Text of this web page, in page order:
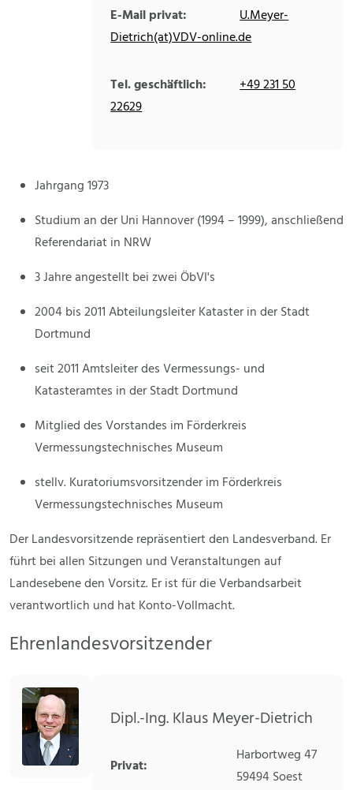
E-Mail privat:
U.Meyer-
Dietrich(at)VDV-online.de
Tel. geschäftlich:
+49 231 50
22629
Jahrgang 1973
Studium an der Uni Hannover (1994 – 1999), anschließend
Referendariat in NRW
3 Jahre angestellt bei zwei ÖbVI's
2004 bis 2011 Abteilungsleiter Kataster in der Stadt
Dortmund
seit 2011 Amtsleiter des Vermessungs- und
Katasteramtes in der Stadt Dortmund
Mitglied des Vorstandes im Förderkreis
Vermessungstechnisches Museum
stellv. Kuratoriumsvorsitzender im Förderkreis
Vermessungstechnisches Museum
Der Landesvorsitzende repräsentiert den Landesverband. Er
führt bei allen Sitzungen und Veranstaltungen auf
Landesebene den Vorsitz. Er ist für die Verbandsarbeit
verantwortlich und hat Konto-Vollmacht.
Ehrenlandesvorsitzender
Dipl.-Ing. Klaus Meyer-Dietrich
Privat:
Harbortweg 47
59494Soest